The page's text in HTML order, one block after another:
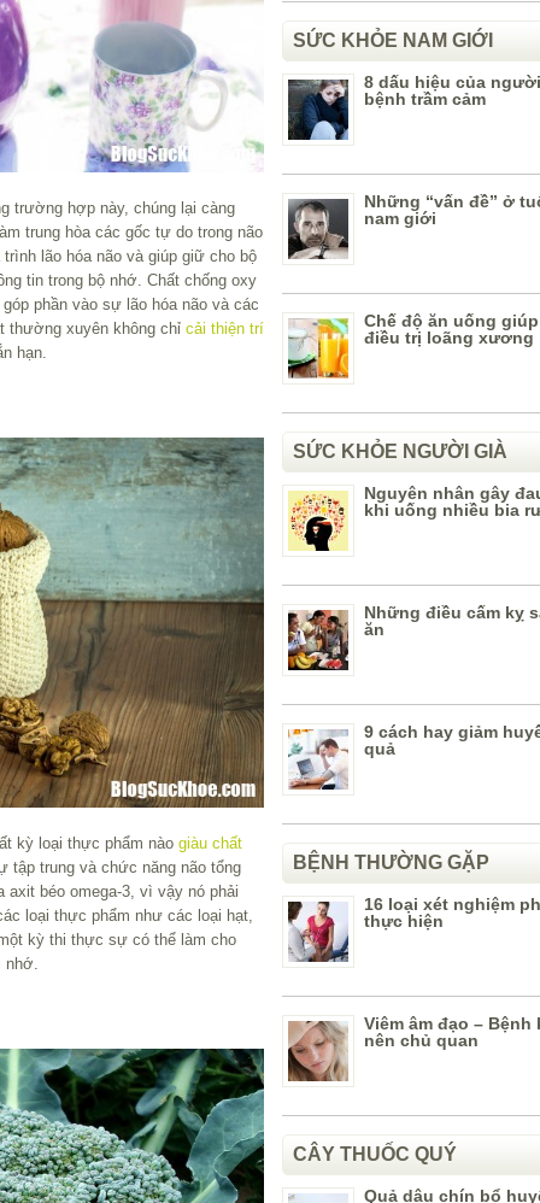
trường hợp này, chúng lại càng
trung hòa các gốc tự do trong não
lão hóa não và giúp giữ cho bộ
tin trong bộ nhớ. Chất chống oxy
phần vào sự lão hóa não và các
thường xuyên không chỉ cải thiện trí
hạn.
kỳ loại thực phẩm nào giàu chất
trung và chức năng não tổng
béo omega-3, vì vậy nó phải
loại thực phẩm như các loại hạt,
kỳ thi thực sự có thể làm cho
SỨC KHỎE NAM GIỚI
8 dấu hiệu của
bệnh trầm cảm
Những “vấn đề” ở
nam giới
Chế độ ăn uống
điều trị loãng xương
SỨC KHỎE NGƯỜI GIÀ
Nguyên nhân gây
khi uống nhiều bia
Những điều cấm kỵ
ăn
9 cách hay giảm
quả
BỆNH THƯỜNG GẶP
16 loại xét nghiệm
thực hiện
Viêm âm đạo – Bệnh
nên chủ quan
CÂY THUỐC QUÝ
Quả dâu chín bổ